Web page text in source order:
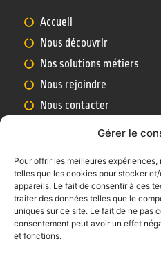
Gérer le
Pour offrir les meilleures
telles que les cookies pour stocker
appareils. Le fait de consentir à ces
traiter des données telles que le
uniques sur ce site. Le fait de ne pas
consentement peut avoir un effet
et fonctions.
Accueil
Nous découvrir
Nos solutions métiers
Nous rejoindre
Nous contacter
2 rue Joseph Cugnot -
Tél. + 33 (0)2 54 42 90 30